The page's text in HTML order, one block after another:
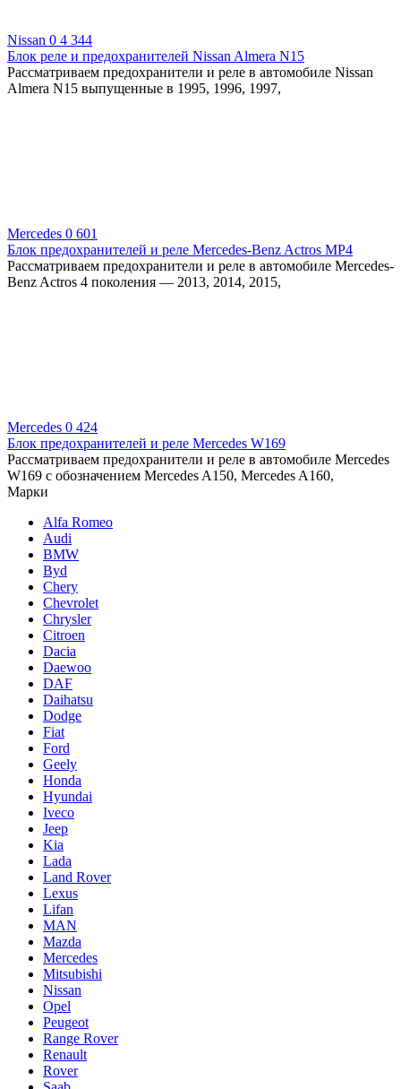
Nissan 0 4 344
Блок реле и предохранителей Nissan Almera N15
Рассматриваем предохранители и реле в автомобиле Nissan
Almera N15 выпущенные в 1995, 1996, 1997,
Mercedes 0 601
Блок предохранителей и реле Mercedes-Benz Actros MP4
Рассматриваем предохранители и реле в автомобиле Mercedes-
Benz Actros 4 поколения — 2013, 2014, 2015,
Mercedes 0 424
Блок предохранителей и реле Mercedes W169
Рассматриваем предохранители и реле в автомобиле Mercedes
W169 с обозначением Mercedes A150, Mercedes A160,
Марки
Alfa Romeo
Audi
BMW
Byd
Chery
Chevrolet
Chrysler
Citroen
Dacia
Daewoo
DAF
Daihatsu
Dodge
Fiat
Ford
Geely
Honda
Hyundai
Iveco
Jeep
Kia
Lada
Land Rover
Lexus
Lifan
MAN
Mazda
Mercedes
Mitsubishi
Nissan
Opel
Peugeot
Range Rover
Renault
Rover